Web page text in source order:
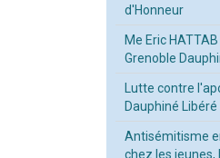
d'Honneur
Me Eric
Grenoble
Lutte contre
Dauphiné
Antisémitisme
chez les jeunes,